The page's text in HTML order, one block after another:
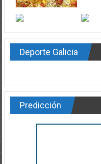
Deporte Galicia
Predicción